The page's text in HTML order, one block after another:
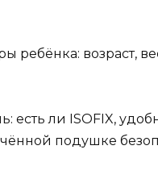
ребёнка: возраст,
есть ли ISOFIX,
подушке